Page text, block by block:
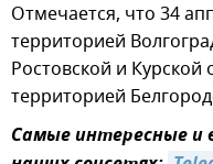
Отмечается, что 34
территорией
Ростовской и
территорией
Самые интересные